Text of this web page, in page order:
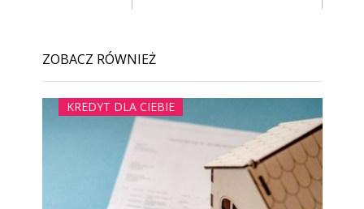
ZOBACZ RÓWNIEŻ
KREDYT DLA CIEBIE